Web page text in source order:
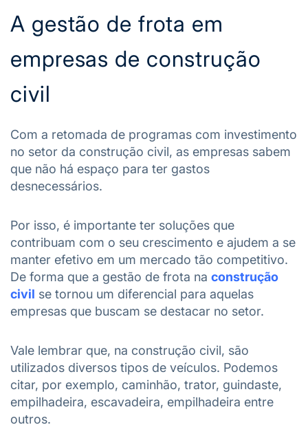
A gestão de frota em
empresas de construção
civil
Com a retomada de programas com investimento
no setor da construção civil, as empresas sabem
que não há espaço para ter gastos
desnecessários.
Por isso, é importante ter soluções que
contribuam com o seu crescimento e ajudem a se
manter efetivo em um mercado tão competitivo.
De forma que a gestão de frota na construção
civil se tornou um diferencial para aquelas
empresas que buscam se destacar no setor.
Vale lembrar que, na construção civil, são
utilizados diversos tipos de veículos. Podemos
citar, por exemplo, caminhão, trator, guindaste,
empilhadeira, escavadeira, empilhadeira entre
outros.